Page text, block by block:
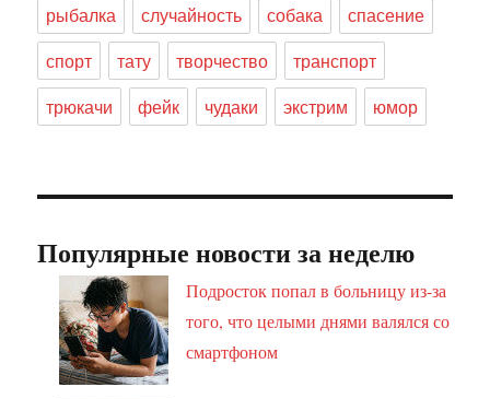
рыбалка
случайность собака
спасение
спорт
тату творчество
транспорт
трюкачи
фейк чудаки экстрим юмор
Популярные новости за неделю
Подросток попал в больницу из-за
того, что целыми днями валялся со
смартфоном